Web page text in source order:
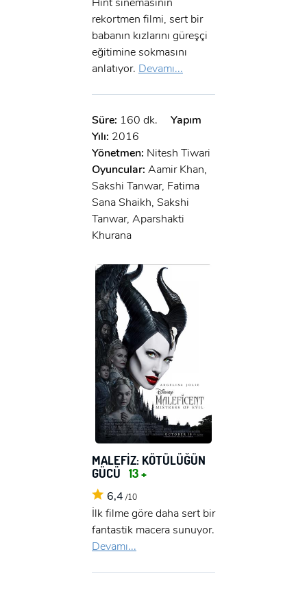
rekortmen filmi, sert bir
babanın kızlarını güreşçi
eğitimine sokmasını
anlatıyor. Devamı...
Süre: 160 dk.
Yapım
Yılı: 2016
Yönetmen: Nitesh Tiwari
Oyuncular: Aamir Khan,
Sakshi Tanwar, Fatima
Sana Shaikh, Sakshi
Tanwar, Aparshakti
Khurana
MALEFİZ: KÖTÜLÜĞÜN
GÜCÜ 13 +
6,4 /10
İlk filme göre daha sert bir
fantastik macera sunuyor.
Devamı...